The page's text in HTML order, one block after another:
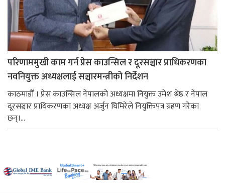
परिणाममुखी काम गर्न प्रेस काउन्सिल र दूरसञ्चार प्राधिकरणका
नवनियुक्त अध्यक्षलाई सञ्चारमन्त्रीको निर्देशन
काठमाडौँ । प्रेस काउन्सिल नेपालको अध्यक्षमा नियुक्त उमेश श्रेष्ठ र नेपाल
दूरसञ्चार प्राधिकरणका अध्यक्ष अर्जुन घिमिरेले नियुक्तिपत्र ग्रहण गरेका
छन्।...